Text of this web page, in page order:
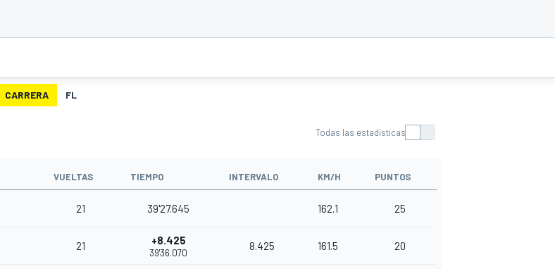
CARRERA FL
Todas las estadísticas
VUELTAS TIEMPO INTERVALO KM/H PUNTOS
21 39'27.645 162.1 25
21 +8.425
39'36.070
8.425 161.5 20